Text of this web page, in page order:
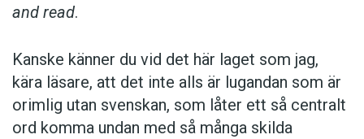
and read.
Kanske känner du vid det här laget som jag,
kära läsare, att det inte alls är lugandan som är
orimlig utan svenskan, som låter ett så centralt
ord komma undan med så många skilda